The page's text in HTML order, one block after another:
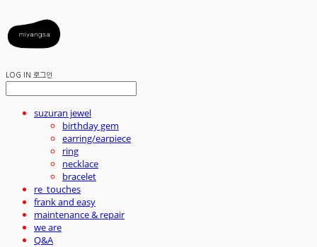
LOG IN 로그인
suzuran jewel
birthday gem
earring/earpiece
ring
necklace
bracelet
re_touches
frank and easy
maintenance & repair
we are
Q&A